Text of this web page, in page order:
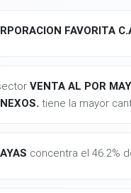
FAVORITA
VENTA AL POR
tiene la mayor
concentra el 46.2%